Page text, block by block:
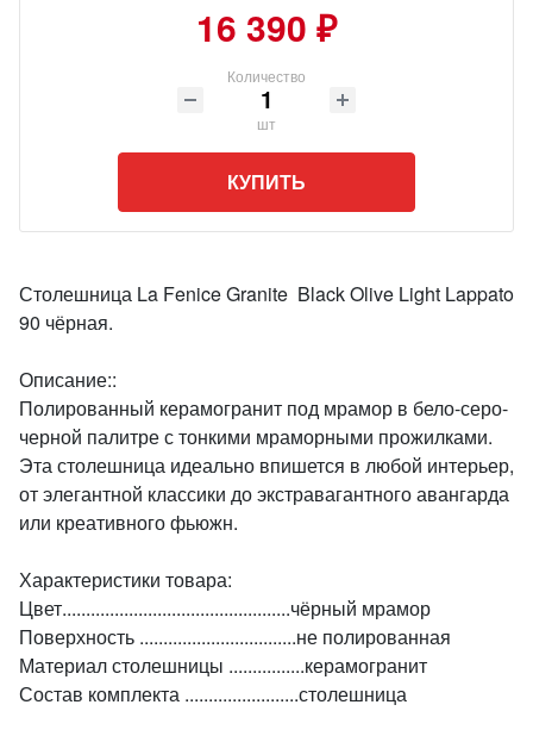
16 390 ₽
Количество
шт
КУПИТЬ
Столешница La Fenice Granite Black Olive Light Lappato
90 чёрная.
Описание::
Полированный керамогранит под мрамор в бело-серо-
черной палитре с тонкими мраморными прожилками.
Эта столешница идеально впишется в любой интерьер,
от элегантной классики до экстравагантного авангарда
или креативного фьюжн.
Характеристики товара:
Цвет................................................чёрный мрамор
Поверхность .................................не полированная
Материал столешницы ................керамогранит
Состав комплекта ........................столешница